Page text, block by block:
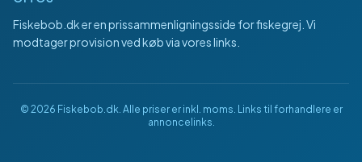
Fiskebob.dker en prissammenligningsside for fiskegrej. Vi
modtager provision ved køb via vores links.
© 2026 Fiskebob.dk. Alle priser er inkl. moms. Links til forhandlere er
annoncelinks.